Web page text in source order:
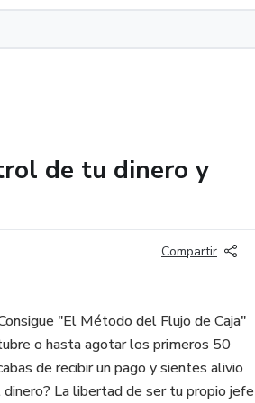
de tu dinero y
Compartir
"El Método del Flujo de Caja"
o hasta agotar los primeros 50
de recibir un pago y sientes alivio
dinero? La libertad de ser tu propio jefe